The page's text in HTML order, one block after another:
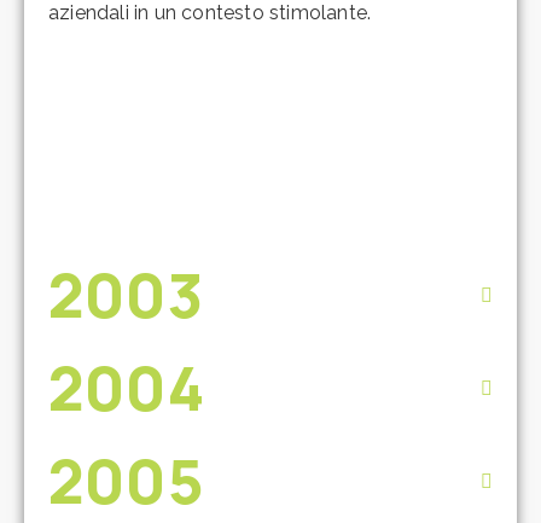
aziendali in un contesto stimolante.
2003
2004
2005